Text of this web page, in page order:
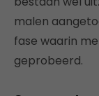
malen
fase waarin
geprobeerd.